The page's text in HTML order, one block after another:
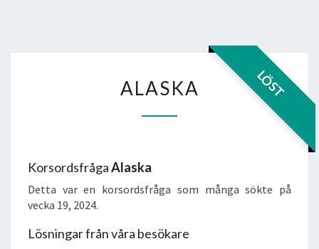
LÖST
ALASKA
KorsordsfrågaAlaska
Detta var en korsordsfråga som många sökte på
vecka 19, 2024.
Lösningar från våra besökare